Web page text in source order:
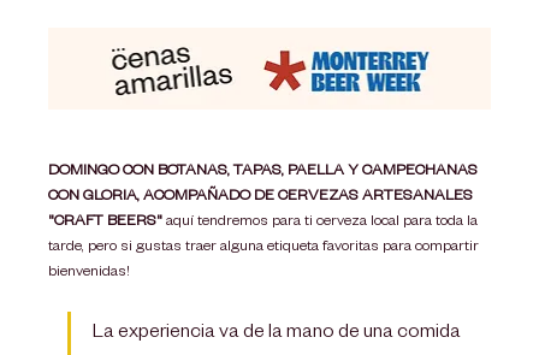
DOMINGO CON BOTANAS, TAPAS, PAELLA Y CAMPECHANAS
CON GLORIA, ACOMPAÑADO DE CERVEZAS ARTESANALES
"CRAFT BEERS" aquí tendremos para ti cerveza local para toda la
tarde, pero si gustas traer alguna etiqueta favoritas para compartir
bienvenidas!
La experiencia va de la mano de una comida